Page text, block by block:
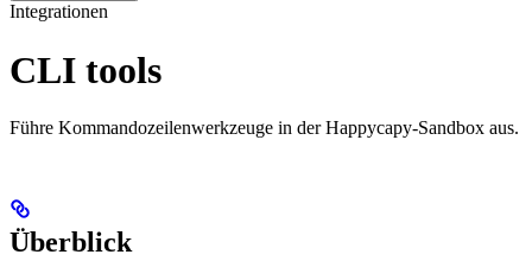
Integrationen
CLI tools
Führe Kommandozeilenwerkzeuge in der Happycapy-Sandbox aus.
Überblick